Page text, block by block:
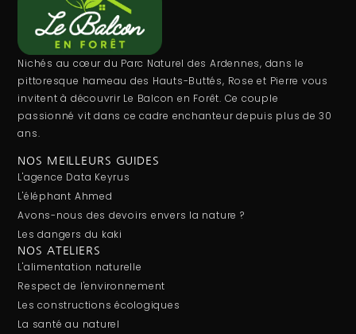
Nichés au cœur du Parc Naturel des Ardennes, dans le
pittoresque hameau des Hauts-Buttés, Rose et Pierre vous
invitent à découvrir Le Balcon en Forêt. Ce couple
passionné vit dans ce cadre enchanteur depuis plus de 30
ans.
NOS MEILLEURS GUIDES
L'agence Data Keyrus
L'éléphant Ahmed
Avons-nous des devoirs envers la nature ?
Les dangers du kaki
NOS ATELIERS
L'alimentation naturelle
Respect de l'environnement
Les constructions écologiques
La santé au naturel